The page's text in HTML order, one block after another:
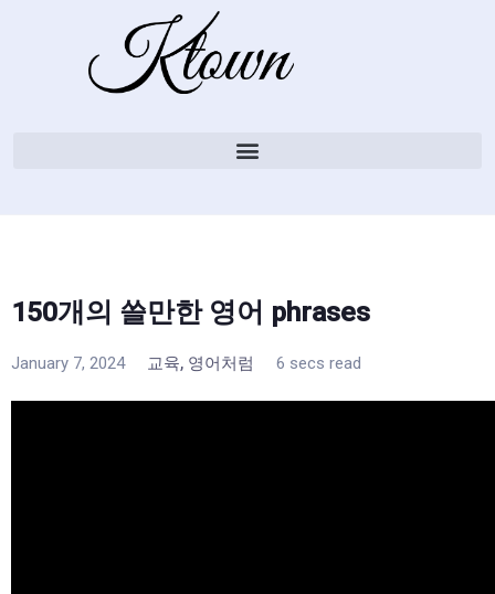
150개의 쓸만한 영어 phrases
January 7, 2024 교육, 영어처럼 6 secs read